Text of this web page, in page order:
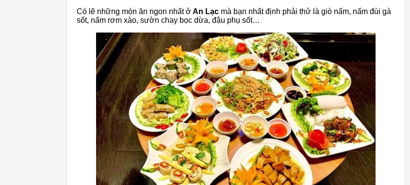
Có lẽ những món ăn ngon nhất ở An Lạc mà bạn nhất định phải thử là giò nấm, nấm đùi gà
sốt, nấm rơm xào, sườn chay bọc dừa, đậu phụ sốt…